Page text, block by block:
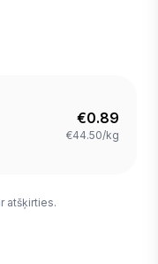
€0.89
€44.50/kg
atšķirties.